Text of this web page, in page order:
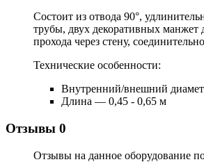
Состоит из отвода 90°,
трубы, двух декоративных манжет
прохода через стену,
Технические особенности:
Внутренний/внешний
Длина — 0,45 - 0,65 м
Отзывы 0
Отзывы на данное оборудование